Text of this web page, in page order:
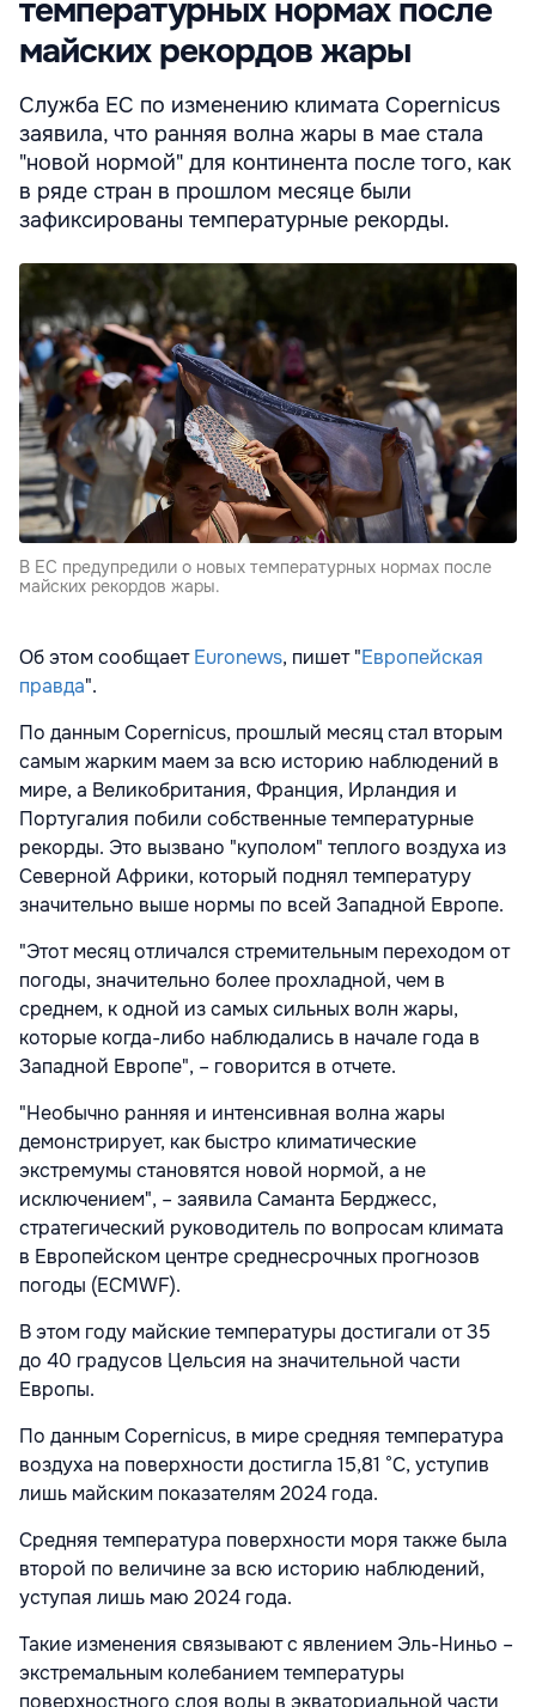
температурных нормах после
майских рекордов жары
Служба ЕС по изменению климата Copernicus
заявила, что ранняя волна жары в мае стала
"новой нормой" для континента после того, как
в ряде стран в прошлом месяце были
зафиксированы температурные рекорды.
В ЕС предупредили о новых температурных нормах после
майских рекордов жары.
Об этом сообщаетEuronews, пишет "Европейская
правда".
По данным Copernicus, прошлый месяц стал вторым
самым жарким маем за всю историю наблюдений в
мире, а Великобритания, Франция, Ирландия и
Португалия побили собственные температурные
рекорды. Это вызвано "куполом" теплого воздуха из
Северной Африки, который поднял температуру
значительно выше нормы по всей Западной Европе.
"Этот месяц отличался стремительным переходом от
погоды, значительно более прохладной, чем в
среднем, к одной из самых сильных волн жары,
которые когда-либо наблюдались в начале года в
Западной Европе", – говорится в отчете.
"Необычно ранняя и интенсивная волна жары
демонстрирует, как быстро климатические
экстремумы становятся новой нормой, а не
исключением", – заявила Саманта Берджесс,
стратегический руководитель по вопросам климата
в Европейском центре среднесрочных прогнозов
погоды (ECMWF).
В этом году майские температуры достигали от 35
до 40 градусов Цельсия на значительной части
Европы.
По данным Copernicus, в мире средняя температура
воздуха на поверхности достигла 15,81 °C, уступив
лишь майским показателям 2024 года.
Средняя температура поверхности моря также была
второй по величине за всю историю наблюдений,
уступая лишь маю 2024 года.
Такие изменения связывают с явлением Эль-Ниньо –
экстремальным колебанием температуры
поверхностного слоя воды в экваториальной части